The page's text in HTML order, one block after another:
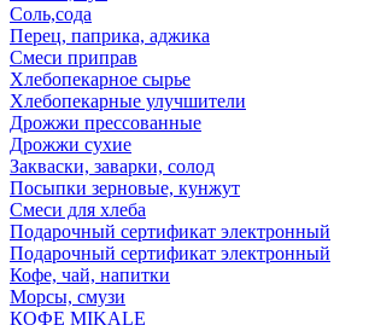
Соль,сода
Перец, паприка, аджика
Смеси приправ
Хлебопекарное сырье
Хлебопекарные улучшители
Дрожжи прессованные
Дрожжи сухие
Закваски, заварки, солод
Посыпки зерновые, кунжут
Смеси для хлеба
Подарочный сертификат электронный
Подарочный сертификат электронный
Кофе, чай, напитки
Морсы, смузи
КОФЕ MIKALE